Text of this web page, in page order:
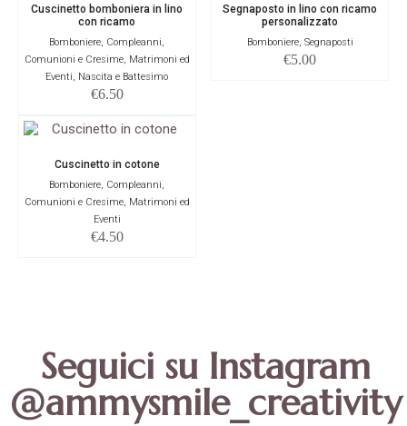
Cuscinetto bomboniera in lino
con ricamo
Bomboniere, Compleanni,
Comunioni e Cresime, Matrimoni ed
Eventi, Nascita e Battesimo
€6.50
Segnaposto in lino con ricamo
personalizzato
Bomboniere, Segnaposti
€5.00
Cuscinetto in cotone
Bomboniere, Compleanni,
Comunioni e Cresime, Matrimoni ed
Eventi
€4.50
Seguici su Instagram
@ammysmile_creativity